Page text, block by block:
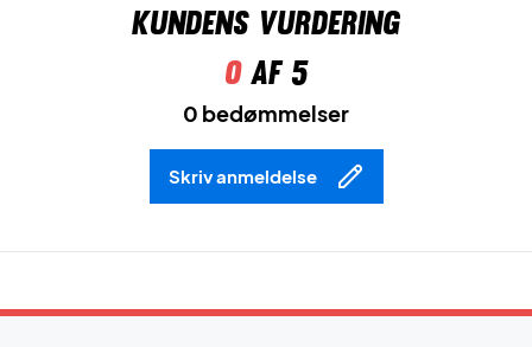
Kundens vurdering
0af 5
0 bedømmelser
Skriv anmeldelse